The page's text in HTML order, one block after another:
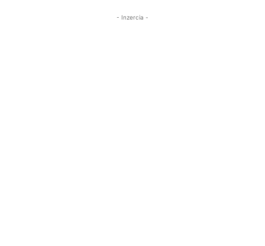
- Inzercia -